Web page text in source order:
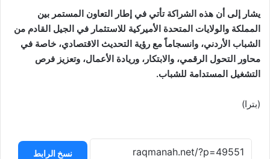
يشار إلى أن هذه الشراكة تأتي في إطار التعاون المستمر بين
المملكة والولايات المتحدة الأميركية للاستثمار في الجيل القادم من
الشباب الأردني، وانسجاماً مع رؤية التحديث الاقتصادي، خاصة في
محاور التحول الرقمي، والابتكار، وريادة الأعمال، وتعزيز فرص
التشغيل المستدامة للشباب.
(بترا)
نسخ الرابط